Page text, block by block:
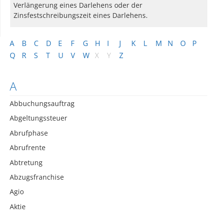
A B C D E F G H I J K L M N O
P
Q
R S T U V W X Y Z
A
Abbuchungsauftrag
Abgeltungssteuer
Abrufphase
Abrufrente
Abtretung
Abzugsfranchise
Agio
Aktie
Verlängerung eines Darlehens oder der
Zinsfestschreibungszeit eines Darlehens.